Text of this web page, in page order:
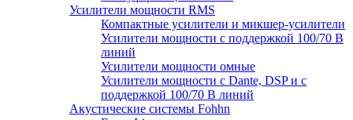
Усилители мощности RMS
Компактные усилители и микшер-усилители
Усилители мощности с поддержкой 100/70 В
линий
Усилители мощности омные
Усилители мощности с Dante, DSP и с
поддержкой 100/70 В линий
Акустические системы Fohhn